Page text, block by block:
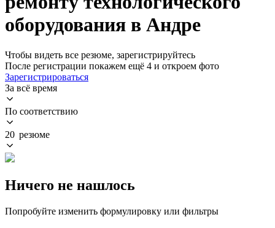
оборудования в Андре
Чтобы видеть все резюме, зарегистрируйтесь
После регистрации покажем ещё 4 и откроем фото
Зарегистрироваться
За всё время
По соответствию
20 резюме
Ничего не нашлось
Попробуйте изменить формулировку или фильтры